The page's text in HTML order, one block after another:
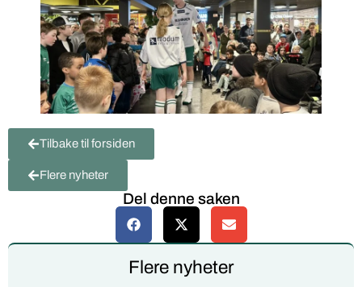
Tilbake til forsiden
Flere nyheter
Del denne saken
Flere nyheter